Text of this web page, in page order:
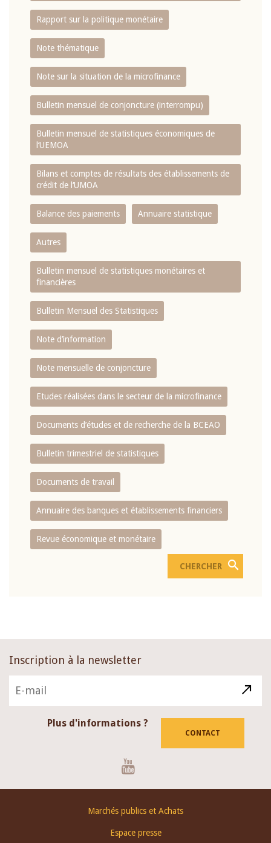
Rapport sur la politique monétaire
Note thématique
Note sur la situation de la microfinance
Bulletin mensuel de conjoncture (interrompu)
Bulletin mensuel de statistiques économiques de
l‘UEMOA
Bilans et comptes de résultats des établissements de
crédit de l‘UMOA
Balance des paiements Annuaire statistique
Autres
Bulletin mensuel de statistiques monétaires et
financières
Bulletin Mensuel des Statistiques
Note d’information
Note mensuelle de conjoncture
Etudes réalisées dans le secteur de la microfinance
Documents d’études et de recherche de la BCEAO
Bulletin trimestriel de statistiques
Documents de travail
Annuaire des banques et établissements financiers
Revue économique et monétaire
Inscription à la newsletter
Plus d'informations ?
CONTACT
Marchés publics et Achats
Espace presse